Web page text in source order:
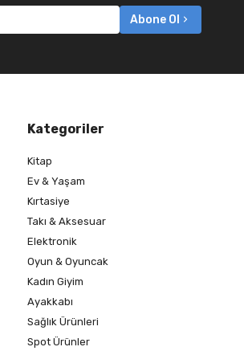
Abone Ol
Kategoriler
Kitap
Ev & Yaşam
Kırtasiye
Takı & Aksesuar
Elektronik
Oyun & Oyuncak
Kadın Giyim
Ayakkabı
Sağlık Ürünleri
Spot Ürünler